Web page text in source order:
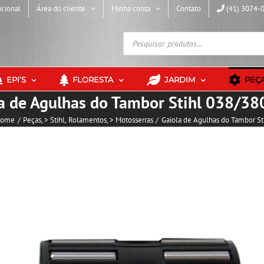
Área do cliente Minha conta Contato (41) 3074-
Pesquisar
produtos
EPI’S FLORESTA JARDIM
de Agulhas do Tambor Stihl 038/
Peças > Stihl Rolamentos > Motosserras Gaiola de Agulhas do Tambor